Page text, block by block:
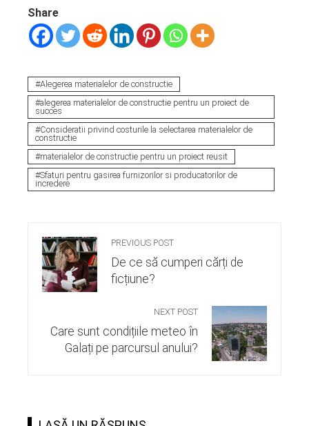
Share
Alegerea materialelor de constructie
alegerea materialelor de constructie pentru un proiect de
succes
Consideratii privind costurile la selectarea materialelor de
constructie
materialelor de constructie pentru un proiect reusit
Sfaturi pentru gasirea furnizorilor si producatorilor de
incredere
PREVIOUS POST
De ce să cumperi cărți de
ficțiune?
NEXT POST
Care sunt condițiile meteo în
Galați pe parcursul anului?